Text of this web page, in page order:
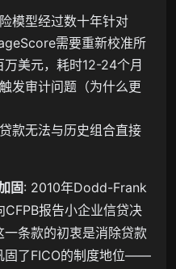
模型经过数十年针对
需要重新校准所
美元，耗时12-24个月
发审计问题（为什么更
款无法与历史组合直接
固: 2010年Dodd-Frank
CFPB报告小企业信贷决
条款的初衷是消除贷款
固了FICO的制度地位——